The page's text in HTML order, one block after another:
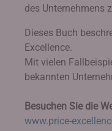
des Unternehmens
Dieses Buch
Excellence.
Mit vielen
bekannten
Besuchen Sie die
www.price-